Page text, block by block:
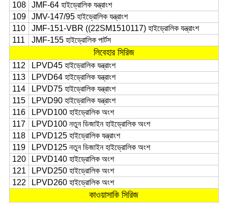
108
JMF-64 হাইড্রোলিক যন্ত্রাংশ
109
JMV-147/95 হাইড্রোলিক যন্ত্রাংশ
110
JMF-151-VBR ((22SM1510117) হাইড্রোলিক যন্ত্রাংশ
111
JMF-155 হাইড্রোলিক পার্টস
লিবেহার সিরিজ
112
LPVD45 হাইড্রোলিক যন্ত্রাংশ
113
LPVD64 হাইড্রোলিক যন্ত্রাংশ
114
LPVD75 হাইড্রোলিক যন্ত্রাংশ
115
LPVD90 হাইড্রোলিক যন্ত্রাংশ
116
LPVD100 হাইড্রোলিক অংশ
117
LPVD100 নতুন ডিজাইন হাইড্রোলিক অংশ
118
LPVD125 হাইড্রোলিক যন্ত্রাংশ
119
LPVD125 নতুন ডিজাইন হাইড্রোলিক অংশ
120
LPVD140 হাইড্রোলিক অংশ
121
LPVD250 হাইড্রোলিক অংশ
122
LPVD260 হাইড্রোলিক অংশ
কাওয়াসাকি সিরিজ